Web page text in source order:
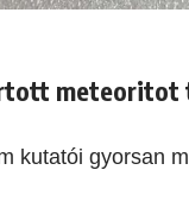
meteoritot
kutatói gyorsan